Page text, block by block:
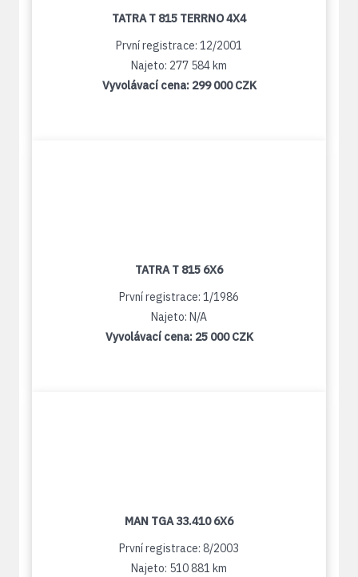
TATRA T 815 TERRNO 4X4
První registrace: 12/2001
Najeto: 277 584 km
Vyvolávací cena: 299 000 CZK
TATRA T 815 6X6
První registrace: 1/1986
Najeto: N/A
Vyvolávací cena: 25 000 CZK
MAN TGA 33.410 6X6
První registrace: 8/2003
Najeto: 510 881 km